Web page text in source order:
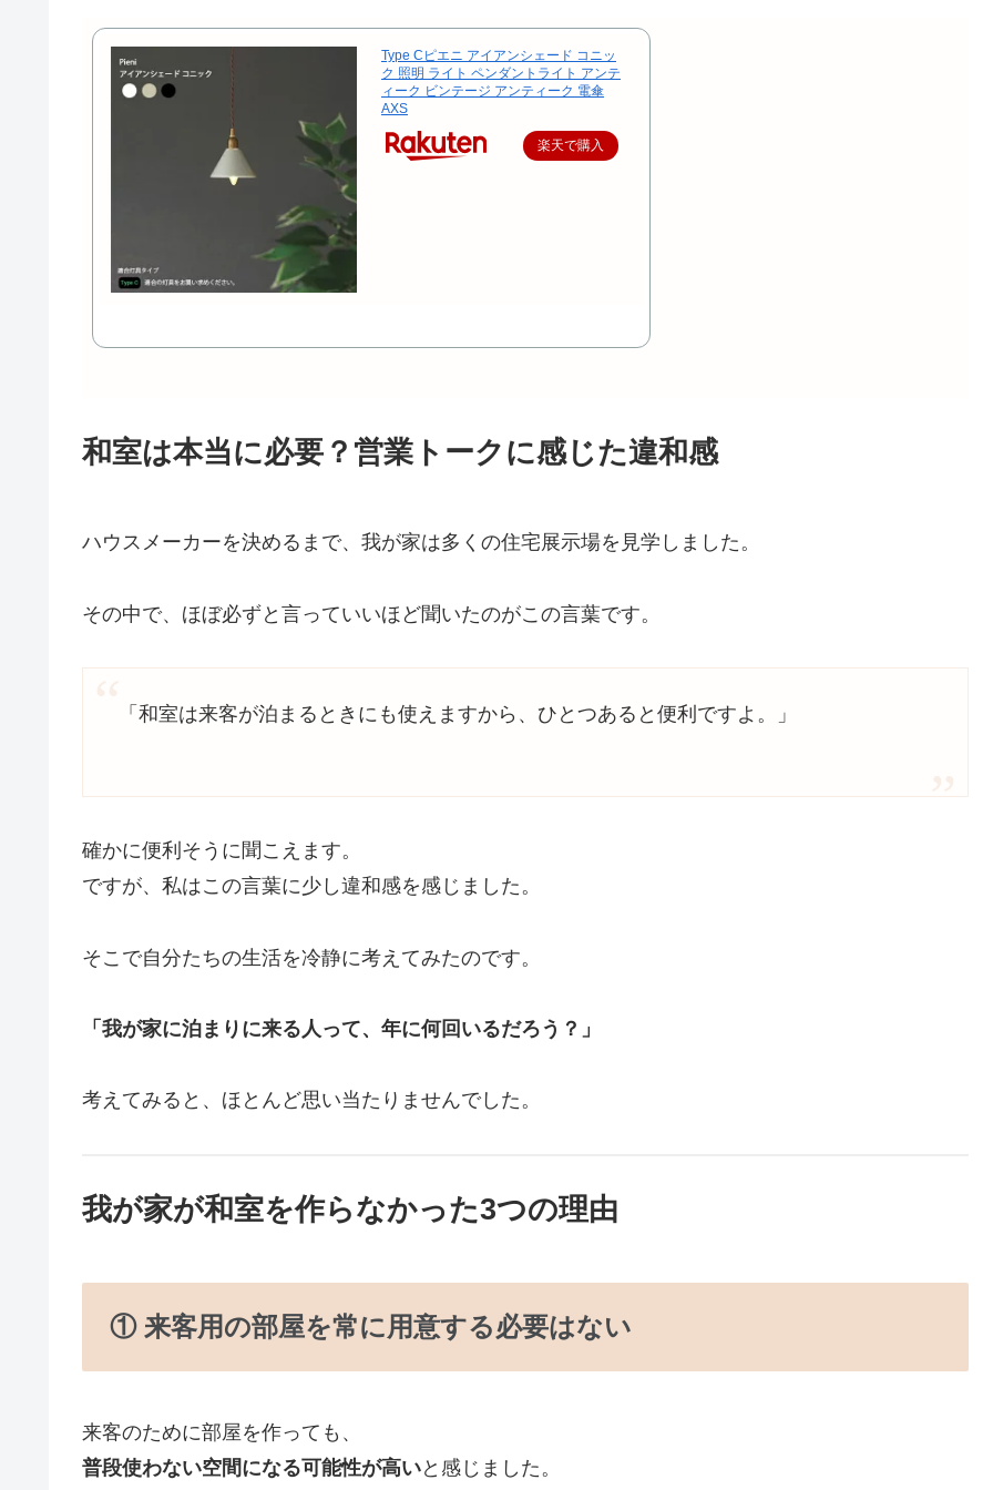
Type Cピエニ アイアンシェード コニッ
ク 照明 ライト ペンダントライト アンテ
ィーク ビンテージ アンティーク 電傘
AXS
楽天で購入
和室は本当に必要？営業トークに感じた違和感
ハウスメーカーを決めるまで、我が家は多くの住宅展示場を見学しました。
その中で、ほぼ必ずと言っていいほど聞いたのがこの言葉です。
「和室は来客が泊まるときにも使えますから、ひとつあると便利ですよ。」
確かに便利そうに聞こえます。
ですが、私はこの言葉に少し違和感を感じました。
そこで自分たちの生活を冷静に考えてみたのです。
「我が家に泊まりに来る人って、年に何回いるだろう？」
考えてみると、ほとんど思い当たりませんでした。
我が家が和室を作らなかった3つの理由
① 来客用の部屋を常に用意する必要はない
来客のために部屋を作っても、
普段使わない空間になる可能性が高いと感じました。